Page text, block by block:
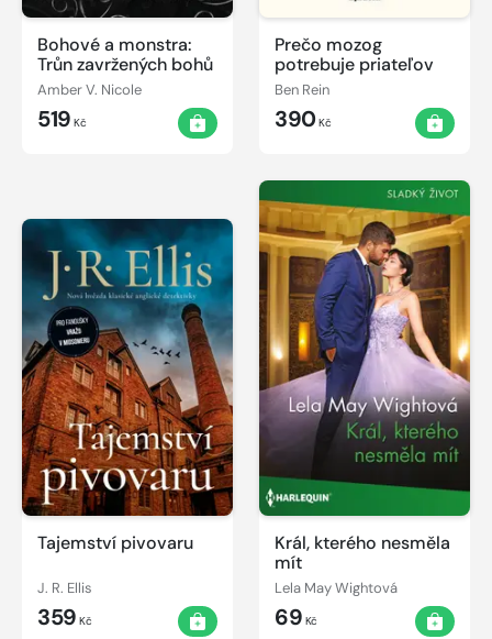
Bohové a monstra:
Trůn zavržených bohů
Amber V. Nicole
519 Kč
Prečo mozog
potrebuje priateľov
Ben Rein
390Kč
Tajemství pivovaru
J. R. Ellis
359 Kč
Král, kterého nesměla
mít
Lela May Wightová
69 Kč